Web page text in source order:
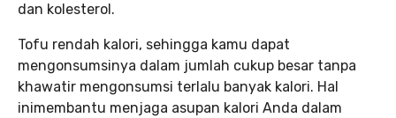
dan kolesterol.
Tofu rendah kalori, sehingga kamu dapat
mengonsumsinya dalam jumlah cukup besar tanpa
khawatir mengonsumsi terlalu banyak kalori. Hal
inimembantu menjaga asupan kalori Anda dalam